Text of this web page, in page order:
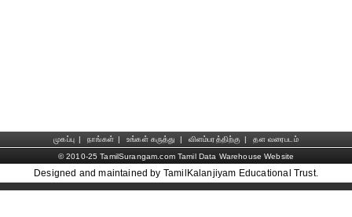
முகப்பு | நாங்கள் | உங்கள் கருத்து | விளம்பரத்திற்கு |
தள வரைபடம்
© 2010-25 TamilSurangam.com Tamil Data Warehouse Website
Designed and maintained by TamilKalanjiyam Educational Trust.